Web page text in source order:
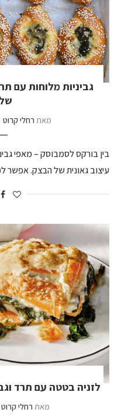
גביניות מלוחות עם
מאת רחלי קרוט
בין בורקס לסמבוסק – מאפי
עיצוב גאונית של הבצק. אפשר
לזניה בטטה עם תרד
מאת רחלי קרוט